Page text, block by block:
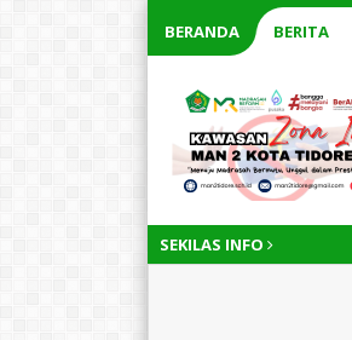
BERANDA BERITA
SEKILAS INFO